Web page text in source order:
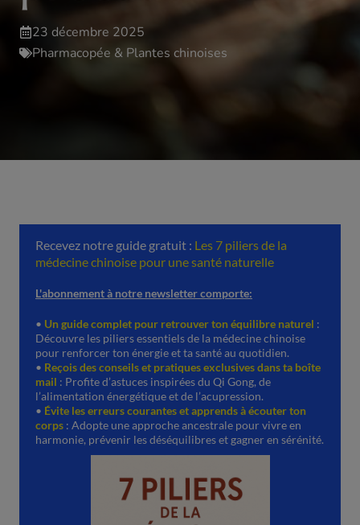
23 décembre 2025
Pharmacopée & Plantes chinoises